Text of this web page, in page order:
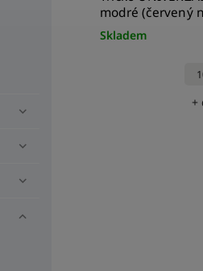
modré (červený
Skladem
+